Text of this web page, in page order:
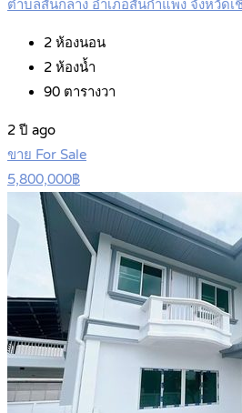
ตำบลสันกลาง อำเภอสันกำแพง จังหวัดเ
2 ห้องนอน
2 ห้องน้ำ
90 ตารางวา
2 ปี ago
ขาย For Sale
5,800,000฿